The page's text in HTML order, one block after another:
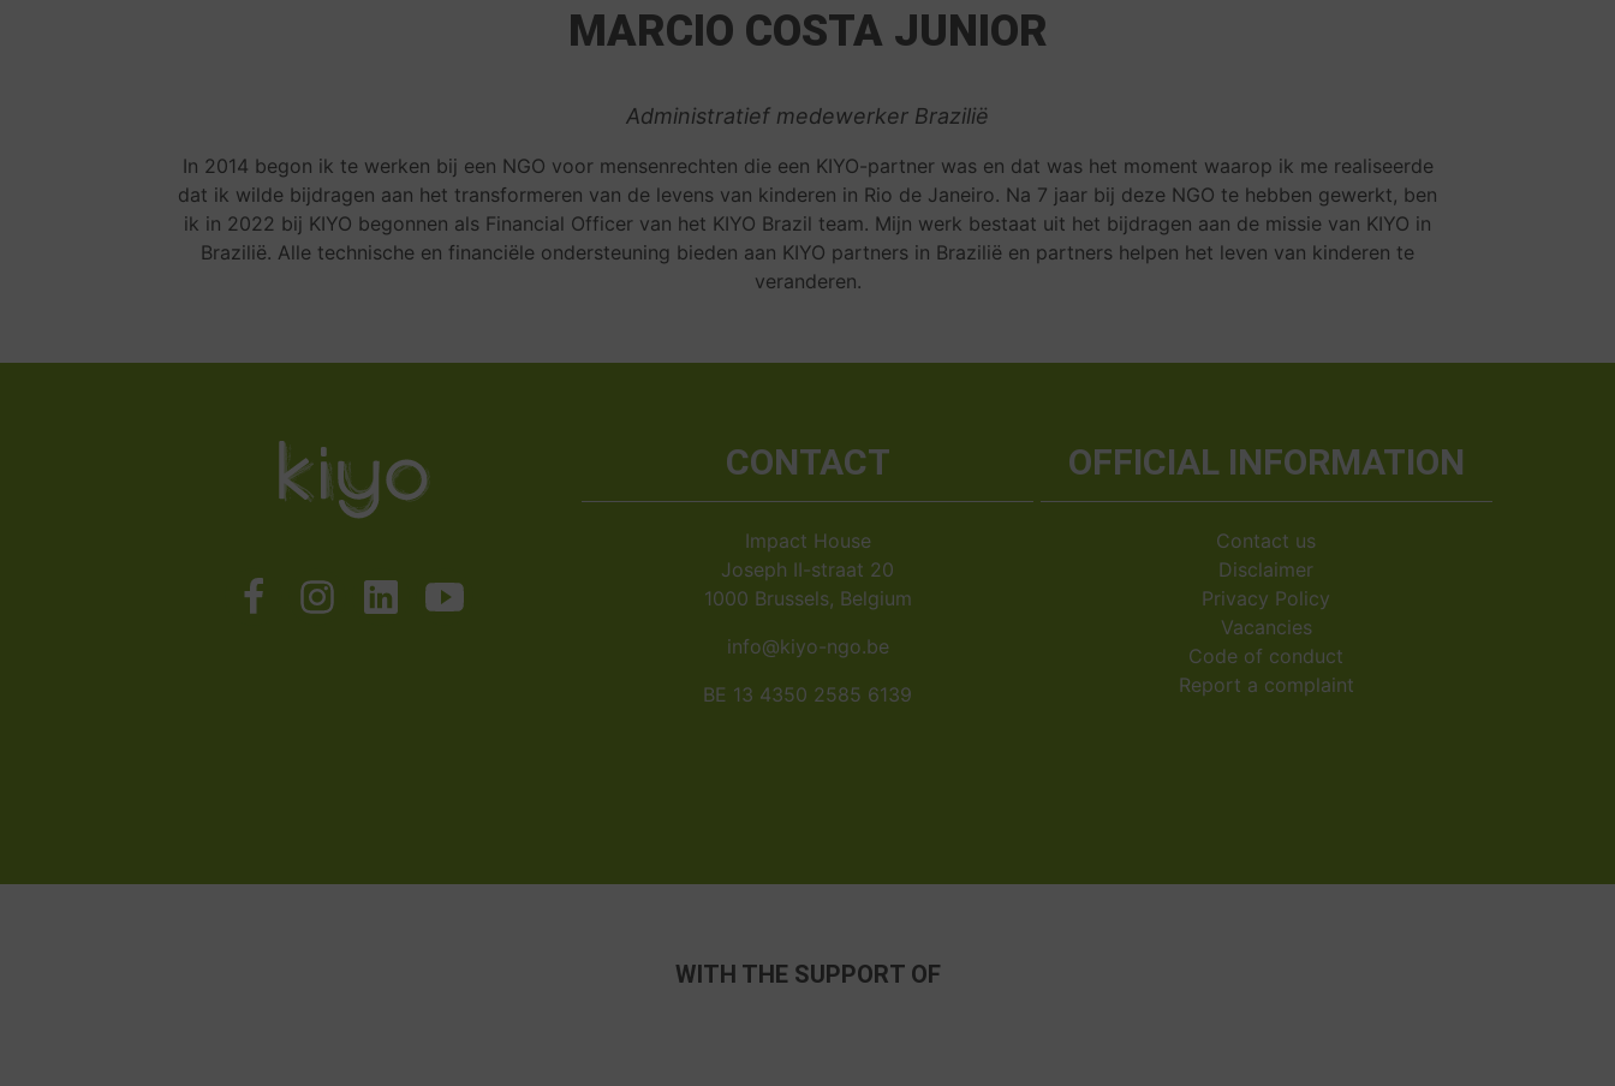
MARCIO COSTA JUNIOR
Administratief medewerker Brazilië
In 2014 begon ik te werken bij een NGO voor mensenrechten die een KIYO-partner was en dat was het moment waarop ik me realiseerde
dat ik wilde bijdragen aan het transformeren van de levens van kinderen in Rio de Janeiro. Na 7 jaar bij deze NGO te hebben gewerkt, ben
ik in 2022 bij KIYO begonnen als Financial Officer van het KIYO Brazil team. Mijn werk bestaat uit het bijdragen aan de missie van KIYO in
Brazilië. Alle technische en financiële ondersteuning bieden aan KIYO partners in Brazilië en partners helpen het leven van kinderen te
veranderen.
CONTACT
Impact House
Joseph II-straat 20
1000 Brussels, Belgium
info@kiyo-ngo.be
BE 13 4350 2585 6139
OFFICIAL INFORMATION
Contact us
Disclaimer
Privacy Policy
Vacancies
Code of conduct
Report a complaint
WITH THE SUPPORT OF